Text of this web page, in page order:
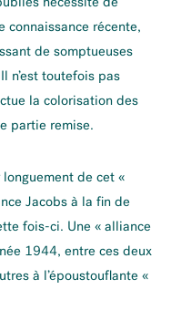
connaissance récente,
de somptueuses
Il n’est toutefois pas
la colorisation des
partie remise.
de cet «
Jacobs à la fin de
fois-ci. Une « alliance
1944, entre ces deux
à l’époustouflante «